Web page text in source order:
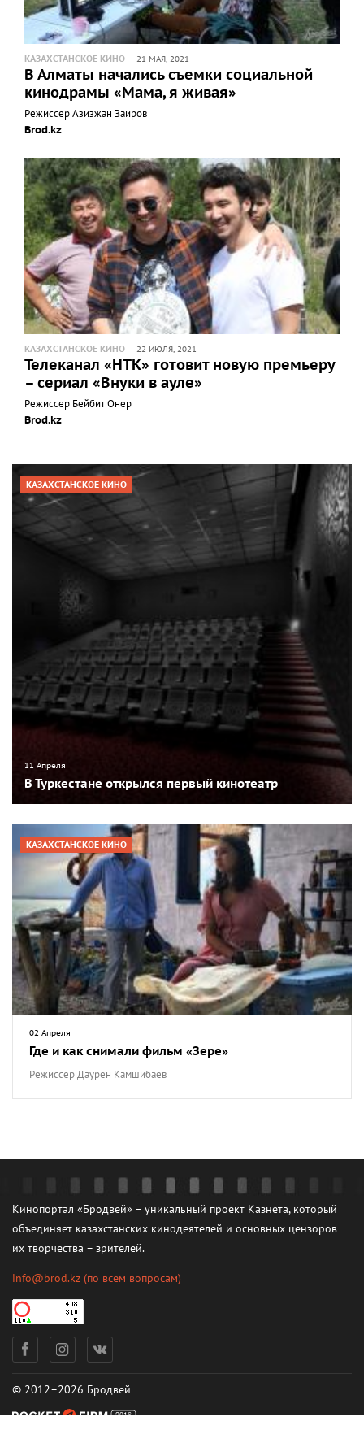
КАЗАХСТАНСКОЕ КИНО 21 МАЯ, 2021
В Алматы начались съемки социальной
кинодрамы «Мама, я живая»
Режиссер Азизжан Заиров
Brod.kz
КАЗАХСТАНСКОЕ КИНО 22 ИЮЛЯ, 2021
Телеканал «НТК» готовит новую премьеру
– сериал «Внуки в ауле»
Режиссер Бейбит Онер
Brod.kz
КАЗАХСТАНСКОЕ КИНО
11 Апреля
В Туркестане открылся первый кинотеатр
КАЗАХСТАНСКОЕ КИНО
02 Апреля
Где и как снимали фильм «Зере»
Режиссер Даурен Камшибаев
Кинопортал «Бродвей» – уникальный проект Казнета, который
объединяет казахстанских кинодеятелей и основных цензоров
их творчества – зрителей.
info@brod.kz (по всем вопросам)
© 2012–2026 Бродвей